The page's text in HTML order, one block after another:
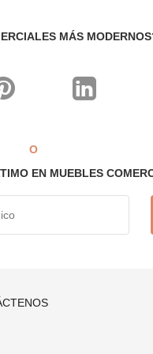
ergonómica
a medida altamente
y hechos a medida.
MÁS
O
EN MUEBLES